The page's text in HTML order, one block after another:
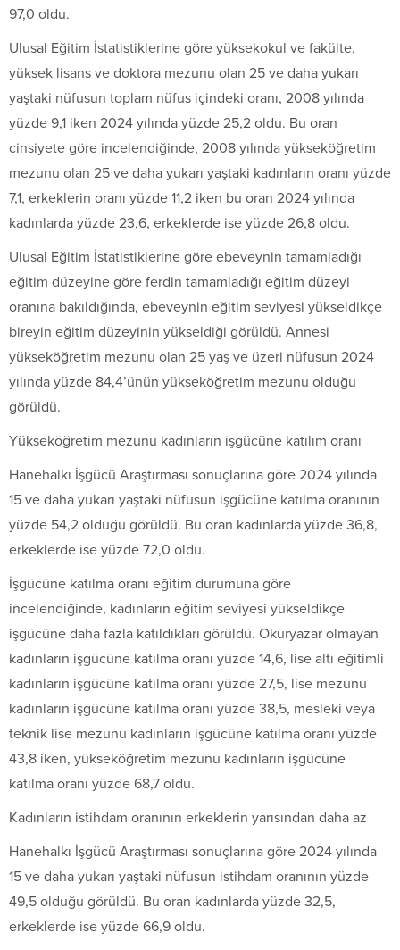
97,0 oldu.
Ulusal Eğitim İstatistiklerine göre yüksekokul ve fakülte,
yüksek lisans ve doktora mezunu olan 25 ve daha yukarı
yaştaki nüfusun toplam nüfus içindeki oranı, 2008 yılında
yüzde 9,1 iken 2024 yılında yüzde 25,2 oldu. Bu oran
cinsiyete göre incelendiğinde, 2008 yılında yükseköğretim
mezunu olan 25 ve daha yukarı yaştaki kadınların oranı yüzde
7,1, erkeklerin oranı yüzde 11,2 iken bu oran 2024 yılında
kadınlarda yüzde 23,6, erkeklerde ise yüzde 26,8 oldu.
Ulusal Eğitim İstatistiklerine göre ebeveynin tamamladığı
eğitim düzeyine göre ferdin tamamladığı eğitim düzeyi
oranına bakıldığında, ebeveynin eğitim seviyesi yükseldikçe
bireyin eğitim düzeyinin yükseldiği görüldü. Annesi
yükseköğretim mezunu olan 25 yaş ve üzeri nüfusun 2024
yılında yüzde 84,4’ünün yükseköğretim mezunu olduğu
görüldü.
Yükseköğretim mezunu kadınların işgücüne katılım oranı
Hanehalkı İşgücü Araştırması sonuçlarına göre 2024 yılında
15 ve daha yukarı yaştaki nüfusun işgücüne katılma oranının
yüzde 54,2 olduğu görüldü. Bu oran kadınlarda yüzde 36,8,
erkeklerde ise yüzde 72,0 oldu.
İşgücüne katılma oranı eğitim durumuna göre
incelendiğinde, kadınların eğitim seviyesi yükseldikçe
işgücüne daha fazla katıldıkları görüldü. Okuryazar olmayan
kadınların işgücüne katılma oranı yüzde 14,6, lise altı eğitimli
kadınların işgücüne katılma oranı yüzde 27,5, lise mezunu
kadınların işgücüne katılma oranı yüzde 38,5, mesleki veya
teknik lise mezunu kadınların işgücüne katılma oranı yüzde
43,8 iken, yükseköğretim mezunu kadınların işgücüne
katılma oranı yüzde 68,7 oldu.
Kadınların istihdam oranının erkeklerin yarısından daha az
Hanehalkı İşgücü Araştırması sonuçlarına göre 2024 yılında
15 ve daha yukarı yaştaki nüfusun istihdam oranının yüzde
49,5 olduğu görüldü. Bu oran kadınlarda yüzde 32,5,
erkeklerde ise yüzde 66,9 oldu.